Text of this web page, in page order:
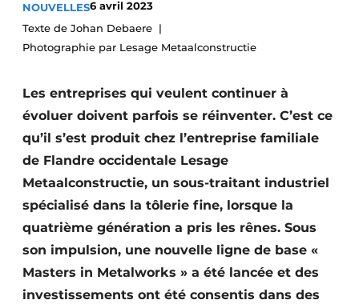
Video’s
NOUVELLES6 avril 2023
Texte de Johan Debaere
Photographie par Lesage Metaalconstructie
Les entreprises qui veulent continuer à
évoluer doivent parfois se réinventer. C’est ce
qu’il s’est produit chez l’entreprise familiale
de Flandre occidentale Lesage
Metaalconstructie, un sous-traitant industriel
spécialisé dans la tôlerie fine, lorsque la
quatrième génération a pris les rênes. Sous
son impulsion, une nouvelle ligne de base «
Masters in Metalworks » a été lancée et des
investissements ont été consentis dans des